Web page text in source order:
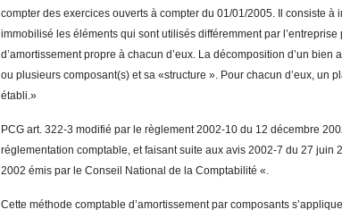
compter des exercices ouverts à compter du 01/01/2005. Il consiste à
immobilisé les éléments qui sont utilisés différemment par
d’amortissement propre à chacun d’eux. La décomposition d’un bien
ou plusieurs composant(s) et sa «structure ». Pour chacun d’eux, un
établi.»
PCG art. 322-3 modifié par le règlement 2002-10 du 12 décembre
réglementation comptable, et faisant suite aux avis 2002-7 du 27 juin
2002 émis par le Conseil National de la Comptabilité «.
Cette méthode comptable d’amortissement par composants